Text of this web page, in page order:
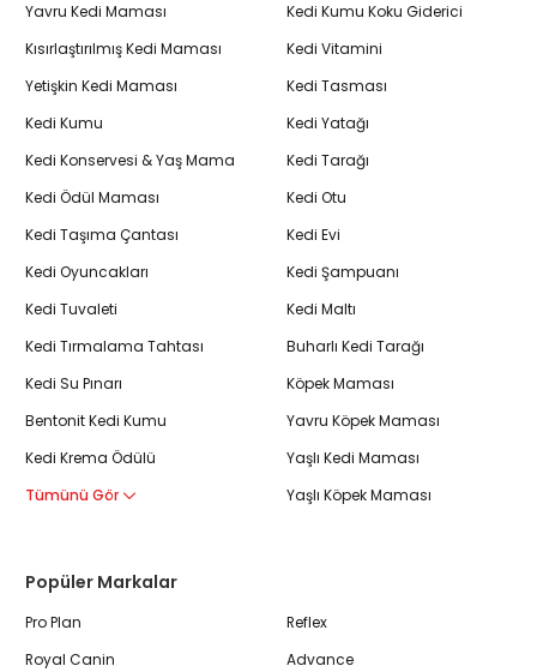
Yavru Kedi Maması
Kısırlaştırılmış Kedi Maması
Yetişkin Kedi Maması
Kedi Kumu
Kedi Konservesi & Yaş Mama
Kedi Ödül Maması
Kedi Taşıma Çantası
Kedi Oyuncakları
Kedi Tuvaleti
Kedi Tırmalama Tahtası
Kedi Su Pınarı
Bentonit Kedi Kumu
Kedi Krema Ödülü
Tümünü Gör
Kedi Kumu Koku Giderici
Kedi Vitamini
Kedi Tasması
Kedi Yatağı
Kedi Tarağı
Kedi Otu
Kedi Evi
Kedi Şampuanı
Kedi Maltı
Buharlı Kedi Tarağı
Köpek Maması
Yavru Köpek Maması
Yaşlı Kedi Maması
Yaşlı Köpek Maması
Popüler Markalar
Pro Plan
Royal Canin
Reflex
Advance